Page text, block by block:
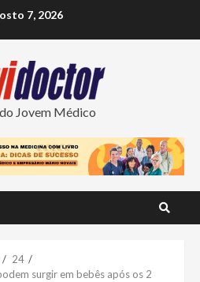
7, 2026
Jovem Médico
24
surgir em bebês após os 2